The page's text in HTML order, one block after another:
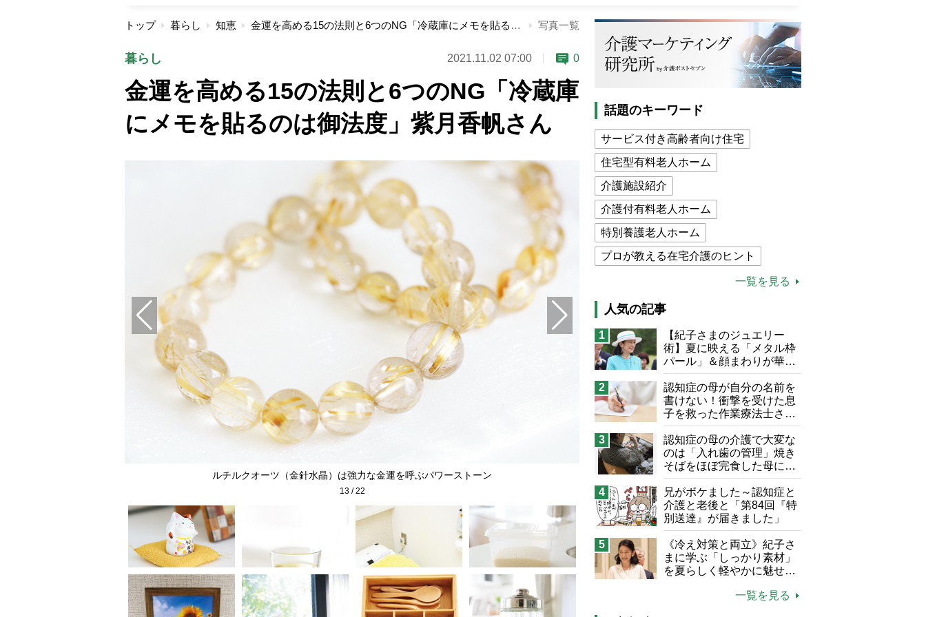
トップ 暮らし 知恵 金運を高める15の法則と6つのNG「冷蔵庫にメモを貼るのは御法度」紫月香帆さん 写真一覧
暮らし 2021.11.02 07:00 0
金運を高める15の法則と6つのNG「冷蔵庫
にメモを貼るのは御法度」紫月香帆さん
ルチルクオーツ（金針水晶）は強力な金運を呼ぶパワーストーン 運気がアップするジャスミンとキンモクセイを生活に取り
13/22
話題のキーワード
サービス付き高齢者向け住宅
住宅型有料老人ホーム
介護施設紹介
介護付有料老人ホーム
特別養護老人ホーム
プロが教える在宅介護のヒント
介護食
高木ブー
ケアマネジャー
猫が母になつきません
息子の遠距離介護サバイバル術
兄がボケました
便利なサービス
予防法
一覧を見る
人気の記事
1
【紀子さまのジュエリー
術】夏に映える「メタル枠
パール」＆顔まわりが華や
ぐ「揺れる一粒」の使い分
け方
2
認知症の母が自分の名前を
書けない！衝撃を受けた息
子を救った作業療法士さん
の言葉
3
認知症の母の介護で大変な
のは「入れ歯の管理」焼き
そばをほぼ完食した母に息
子が血の気が引いた理由
4
兄がボケました～認知症と
介護と老後と「第84回『特
別送達』が届きました」
5
《冷え対策と両立》紀子さ
まに学ぶ「しっかり素材」
を夏らしく軽やかに魅せる
一覧を見る